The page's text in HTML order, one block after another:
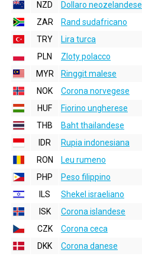
NZD
Dollaro neozelandese
ZAR
Rand sudafricano
TRY
Lira turca
PLN
Zloty polacco
MYR
Ringgit malese
NOK
Corona norvegese
HUF
Fiorino ungherese
THB
Baht thailandese
IDR
Rupia indonesiana
RON
Leu rumeno
PHP
Peso filippino
ILS
Shekel israeliano
ISK
Corona islandese
CZK
Corona ceca
DKK
Corona danese